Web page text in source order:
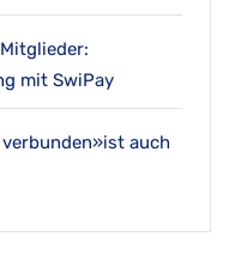
mit SwiPay
auch